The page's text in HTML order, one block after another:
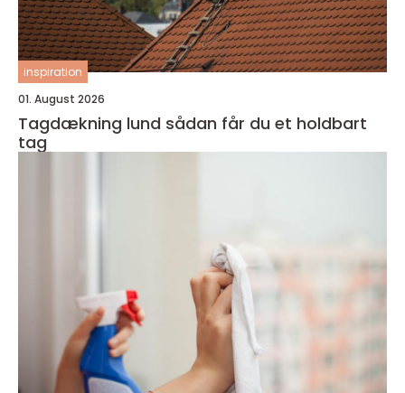
inspiration
01. August 2026
Tagdækning lund sådan får du et holdbart
tag